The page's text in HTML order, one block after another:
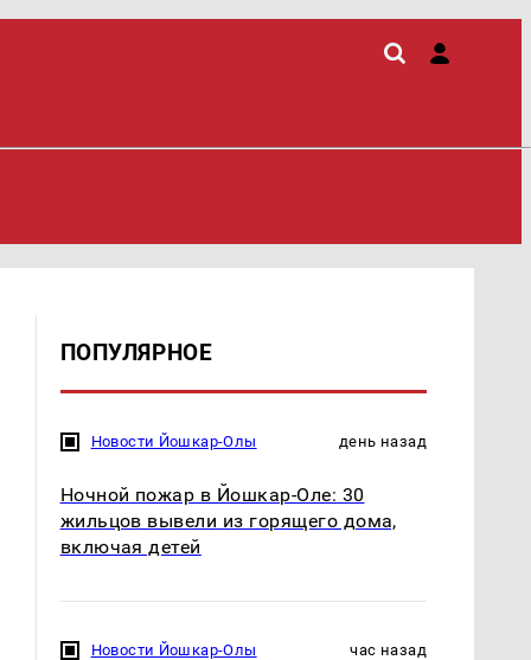
ПОПУЛЯРНОЕ
Новости Йошкар-Олы день назад
Ночной пожар в Йошкар-Оле: 30
жильцов вывели из горящего дома,
включая детей
Новости Йошкар-Олы час назад